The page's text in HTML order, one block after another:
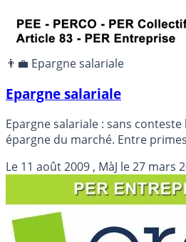
👨‍💼 Epargne salariale
Epargne salariale
Epargne salariale : sans
épargne du marché. Entre
versements volontaires, et
salariale gagne logiquement du
devrait encore s’améliorer au fil
les derniers chiffres publiés.
Le 11 août 2009 , MàJ le27 mars